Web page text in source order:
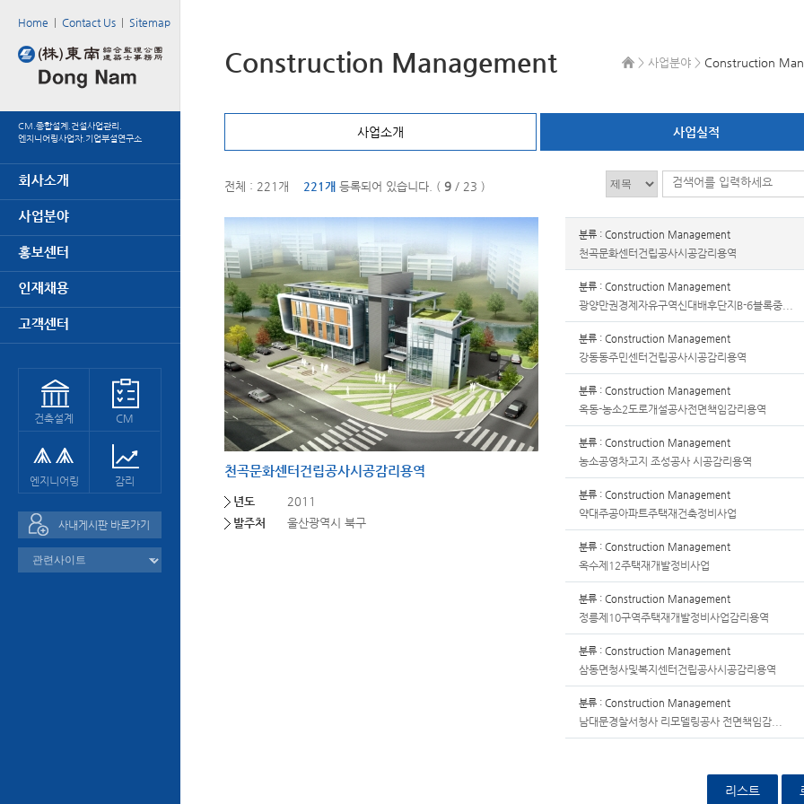
Home Contact Us Sitemap
CM.종합설계.건설사업관리.
엔지니어링사업자.기업부설연구소
건축설계 CM
엔지니어링 감리
사내게시판 바로가기
Construction Management > 사업분야 > Construction
사업소개 사업실적
전체 : 221개 221개 등록되어 있습니다. ( 9 / 23 )
분류 : Construction Management
천곡문화센터건립공사시공감리용역
분류 : Construction Management
광양만권경제자유구역신대배후단지B-6블록중...
분류 : Construction Management
강동동주민센터건립공사시공감리용역
분류 : Construction Management
옥동-농소2도로개설공사전면책임감리용역
분류 : Construction Management
농소공영차고지 조성공사 시공감리용역
분류 : Construction Management
약대주공아파트주택재건축정비사업
분류 : Construction Management
옥수제12주택재개발정비사업
분류 : Construction Management
정릉제10구역주택재개발정비사업감리용역
분류 : Construction Management
삼동면청사및복지센터건립공사시공감리용역
분류 : Construction Management
남대문경찰서청사 리모델링공사 전면책임감...
천곡문화센터건립공사시공감리용역
년도
2011
발주처
울산광역시 북구
리스트